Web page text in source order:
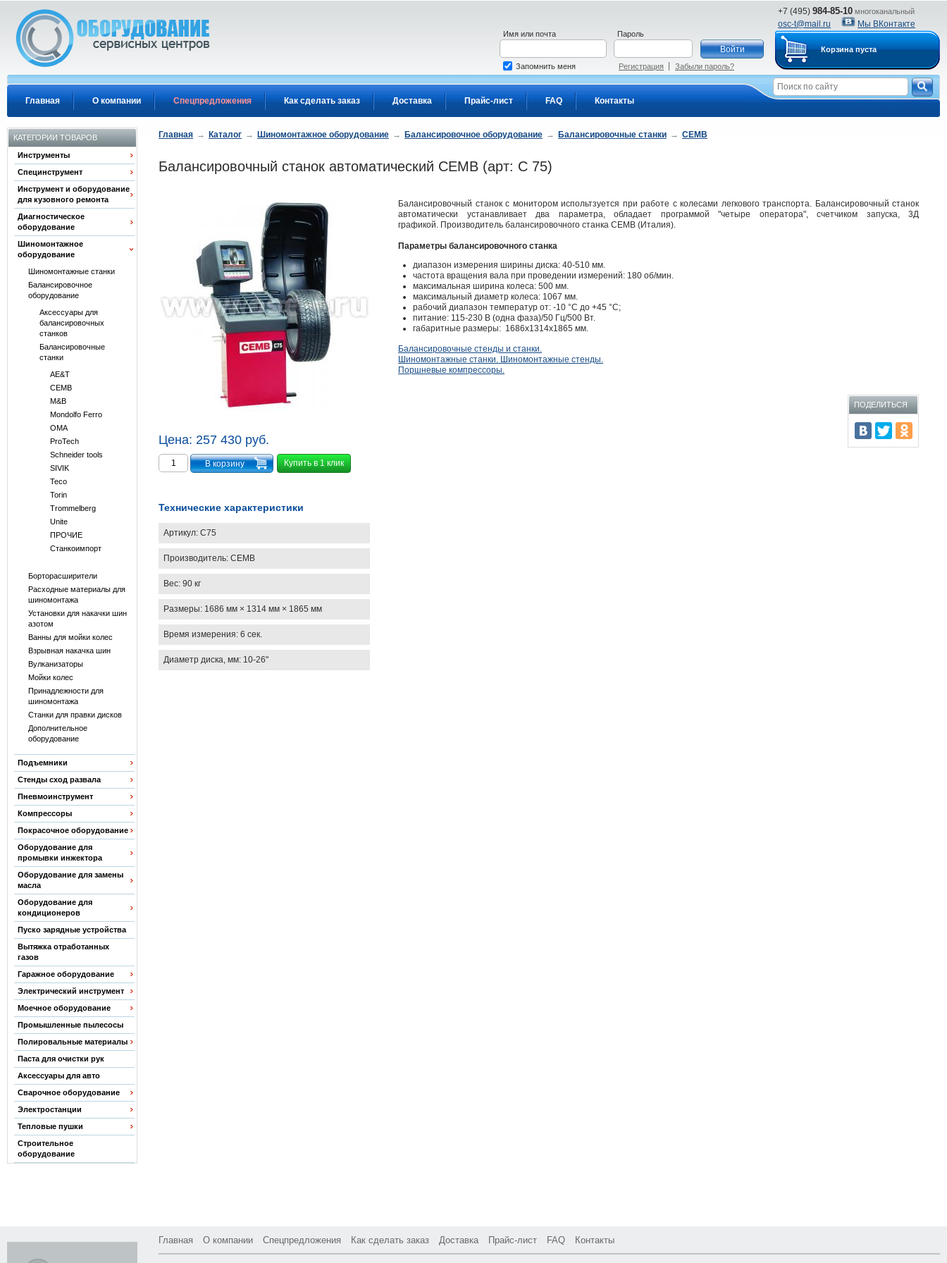
+7 (495) 984-85-10 многоканальный
osc-t@mail.ru Мы ВКонтакте
Главная О компании Спецпредложения Как сделать заказ Доставка Прайс-лист FAQ Контакты
Имя или почта Пароль
Запомнить меня Регистрация Забыли пароль?
Корзина пуста
КАТЕГОРИИ ТОВАРОВ
Инструменты
Специнструмент
Инструмент и оборудование
для кузовного ремонта
Диагностическое
оборудование
Шиномонтажное
оборудование
Шиномонтажные станки
Балансировочное
оборудование
Аксессуары для
балансировочных
станков
Балансировочные
станки
AE&T
CEMB
M&B
Mondolfo Ferro
OMA
ProTech
Schneider tools
SIVIK
Teco
Torin
Trommelberg
Unite
ПРОЧИЕ
Станкоимпорт
Борторасширители
Расходные материалы для
шиномонтажа
Установки для накачки шин
азотом
Ванны для мойки колес
Взрывная накачка шин
Вулканизаторы
Мойки колес
Принадлежности для
шиномонтажа
Станки для правки дисков
Дополнительное
оборудование
Подъемники
Стенды сход развала
Пневмоинструмент
Компрессоры
Покрасочное оборудование
Оборудование для
промывки инжектора
Оборудование для замены
масла
Оборудование для
кондиционеров
Пуско зарядные устройства
Вытяжка отработанных
газов
Гаражное оборудование
Электрический инструмент
Моечное оборудование
Промышленные пылесосы
Полировальные материалы
Паста для очистки рук
Аксессуары для авто
Сварочное оборудование
Электростанции
Тепловые пушки
Строительное
оборудование
Главная → Каталог → Шиномонтажное оборудование → Балансировочное оборудование → Балансировочные станки → CEMB
Балансировочный станок автоматический CEMB (арт: C 75)
Цена: 257 430 руб.
Купить в 1 клик
Технические характеристики
Артикул: C75
Производитель: CEMB
Вес: 90 кг
Размеры: 1686 мм × 1314 мм × 1865 мм
Время измерения: 6 сек.
Диаметр диска, мм: 10-26"
Балансировочный станок с монитором испольтзуется при работе с колесами легкового транспорта. Балансировочный станок
автоматически устанавливает два параметра, обладает программой "четыре оператора", счетчиком запуска, 3Д
графикой. Производитель балансировочного станка CEMB (Италия).
Параметры балансировочного станка
диапазон измерения ширины диска: 40-510 мм.
частота вращения вала при проведении измерений: 180 об/мин.
максимальная ширина колеса: 500 мм.
максимальный диаметр колеса: 1067 мм.
рабочий диапазон температур от: -10 °С до +45 °С;
питание: 115-230 В (одна фаза)/50 Гц/500 Вт.
габаритные размеры: 1686x1314x1865 мм.
Балансировочные стенды и станки.
Шиномонтажные станки. Шиномонтажные стенды.
Поршневые компрессоры.
ПОДЕЛИТЬСЯ
Главная О компании Спецпредложения Как сделать заказ Доставка Прайс-лист FAQ Контакты